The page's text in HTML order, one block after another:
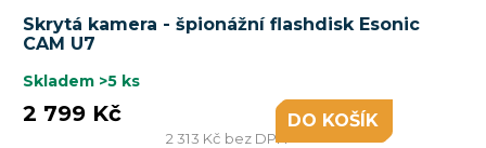
Skrytá kamera - špionážní flashdisk Esonic
CAM U7
Skladem >5 ks
2 313 Kč bez DPH
2 799 Kč DO KOŠÍKU